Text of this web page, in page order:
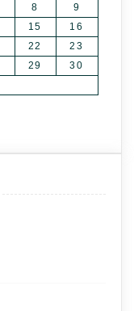
8
9
15
16
22
23
29
30